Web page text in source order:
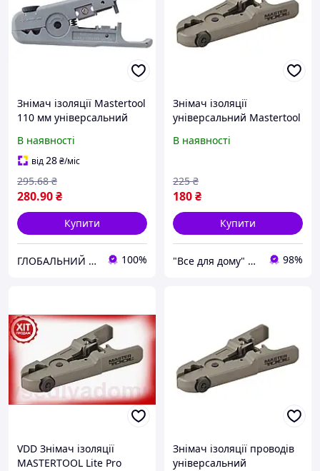
Знімач ізоляції Mastertool
110 мм універсальний
В наявності
від28₴/міс
280.90₴
295.68 ₴
Купити
ГЛОБАЛЬНИЙ СВІТ 100%
Знімач ізоляції
універсальний Mastertool
В наявності
180₴
225 ₴
Купити
"Все для дому" мережа будівельно-господарських магазинів 98%
VDD Знімач ізоляції
MASTERTOOL Lite Pro
Знімач ізоляції проводів
універсальний